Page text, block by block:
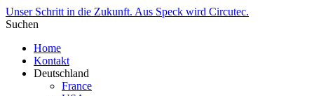
Unser Schritt in die Zukunft. Aus Speck wird Circutec.
Suchen
Home
Kontakt
Deutschland
France